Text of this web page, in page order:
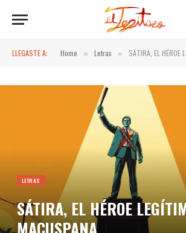
LLEGASTE A: Home » Letras » SÁTIRA, EL HÉROE
LETRAS
SÁTIRA, EL HÉROE